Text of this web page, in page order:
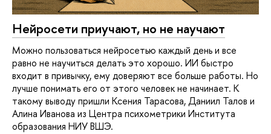
Нейросети приучают, но не научают
Можно пользоваться нейросетью каждый день и все
равно не научиться делать это хорошо. ИИ быстро
входит в привычку, ему доверяют все больше работы. Но
лучше понимать его от этого человек не начинает. К
такому выводу пришли Ксения Тарасова, Даниил Талов и
Алина Иванова из Центра психометрики Института
образования НИУ ВШЭ.